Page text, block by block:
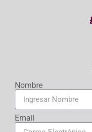
Nombre
Email